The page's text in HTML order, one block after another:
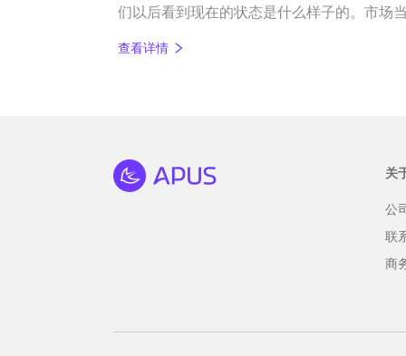
们以后看到现在的状态是什么样子的。市场
了解这个行业，那么今天我们就一起来看一
查看详情
关
公
联
商